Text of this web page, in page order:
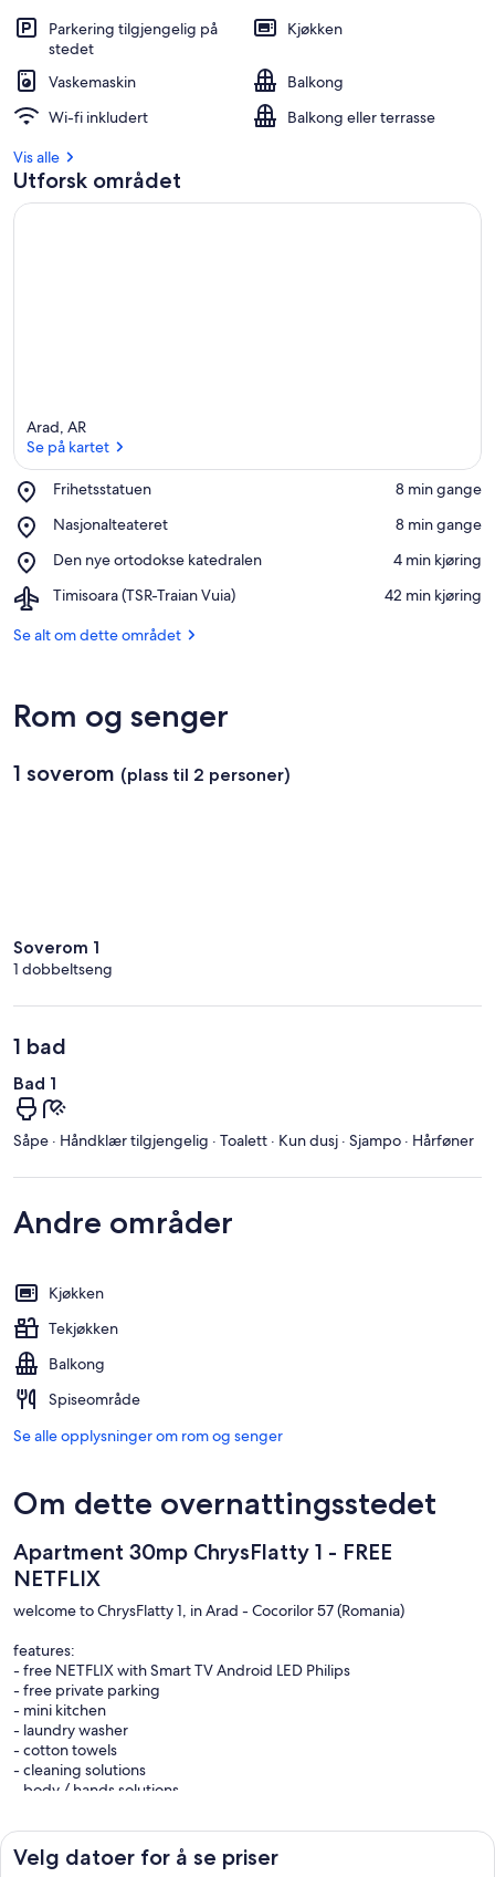
Parkering tilgjengelig på
stedet
Kjøkken
Vaskemaskin
Balkong
Wi-fi inkludert
Balkong eller terrasse
Vis alle
Utforsk området
Arad, AR
Se på kartet
Frihetsstatuen
Place,
‪8 min gange‬
Nasjonalteateret
Place,
‪8 min gange‬
Den nye ortodokse katedralen
Place,
nye
katedralen
‪4 min kjøring‬
Timisoara (TSR-Traian Vuia)
Airport,
(TSR-
‪42 min kjøring‬
Se alt om dette området
Rom og senger
1 soverom (plass til 2 personer)
Soverom 1
1 dobbeltseng
1 bad
Bad 1
Såpe · Håndklær tilgjengelig · Toalett · Kun dusj · Sjampo · Hårføner
Andre områder
Kjøkken
Tekjøkken
Balkong
Spiseområde
Se alle opplysninger om rom og senger
Om dette overnattingsstedet
Apartment 30mp ChrysFlatty 1 - FREE
NETFLIX
welcome to ChrysFlatty 1, in Arad - Cocorilor 57 (Romania)
features:
- free NETFLIX with Smart TV Android LED Philips
- free private parking
- mini kitchen
- laundry washer
- cotton towels
- cleaning solutions
- body / hands solutions
Near us (1min):
- tram
- supermarkets and stores
Velg datoer for å se priser